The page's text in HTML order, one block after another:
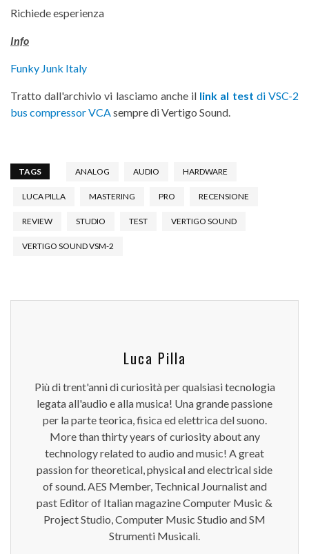
Richiede esperienza
Info
Funky Junk Italy
Tratto dall'archivio vi lasciamo anche il link al test di VSC-2
bus compressor VCA sempre di Vertigo Sound.
TAGS ANALOG AUDIO HARDWARE
LUCA PILLA MASTERING PRO RECENSIONE
REVIEW STUDIO TEST VERTIGO SOUND
VERTIGO SOUND VSM-2
Luca Pilla
Più di trent'anni di curiosità per qualsiasi tecnologia
legata all'audio e alla musica! Una grande passione
per la parte teorica, fisica ed elettrica del suono.
More than thirty years of curiosity about any
technology related to audio and music! A great
passion for theoretical, physical and electrical side
of sound. AES Member, Technical Journalist and
past Editor of Italian magazine Computer Music &
Project Studio, Computer Music Studio and SM
Strumenti Musicali.